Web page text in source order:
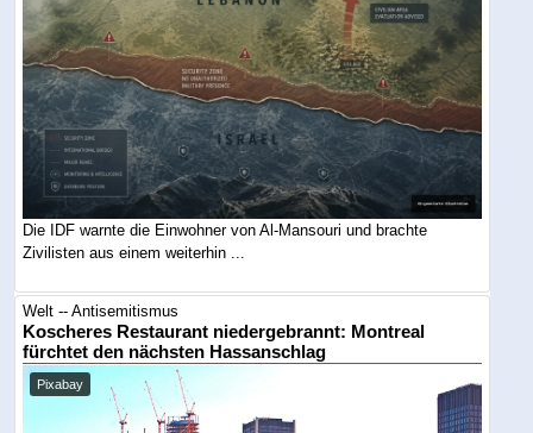
Die IDF warnte die Einwohner von Al-Mansouri und brachte
Zivilisten aus einem weiterhin ...
Welt -- Antisemitismus
Koscheres Restaurant niedergebrannt: Montreal
fürchtet den nächsten Hassanschlag
Pixabay